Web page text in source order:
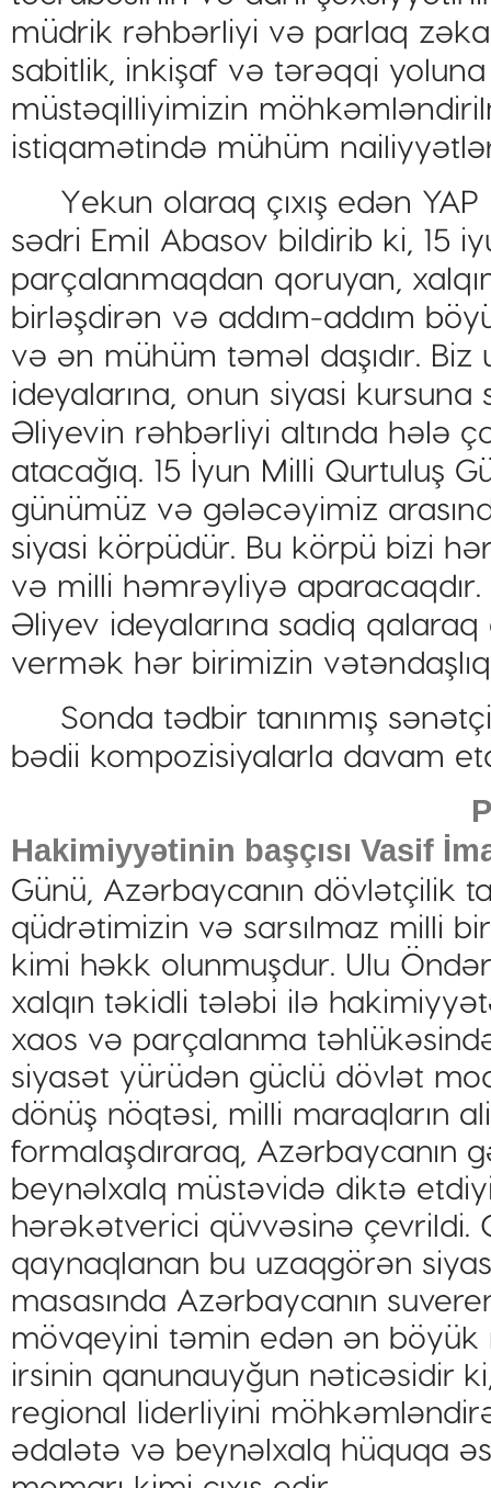
müdrik rəhbərliyi və parlaq
sabitlik, inkişaf və tərəqqi
müstəqilliyimizin
istiqamətində mühüm
Yekun olaraq çıxış edən YAP
sədri Emil Abasov bildirib ki, 15
parçalanmaqdan qoruyan,
birləşdirən və addım-addım
və ən mühüm təməl daşıdır.
ideyalarına, onun siyasi
Əliyevin rəhbərliyi altında hələ
atacağıq. 15 İyun Milli Qurtuluş
günümüz və gələcəyimiz
siyasi körpüdür. Bu körpü bizi
və milli həmrəyliyə
Əliyev ideyalarına sadiq
vermək hər birimizin
Sonda tədbir tanınmış
bədii kompozisiyalarla davam
Hakimiyyətinin başçısı Vasif
Günü, Azərbaycanın dövlətçilik
qüdrətimizin və sarsılmaz milli
kimi həkk olunmuşdur. Ulu
xalqın təkidli tələbi ilə
xaos və parçalanma
siyasət yürüdən güclü dövlət
dönüş nöqtəsi, milli maraqların
formalaşdıraraq, Azərbaycanın
beynəlxalq müstəvidə diktə
hərəkətverici qüvvəsinə çevrildi.
qaynaqlanan bu uzaqgörən
masasında Azərbaycanın
mövqeyini təmin edən ən böyük
irsinin qanunauyğun nəticəsidir
regional liderliyini
ədalətə və beynəlxalq hüquqa